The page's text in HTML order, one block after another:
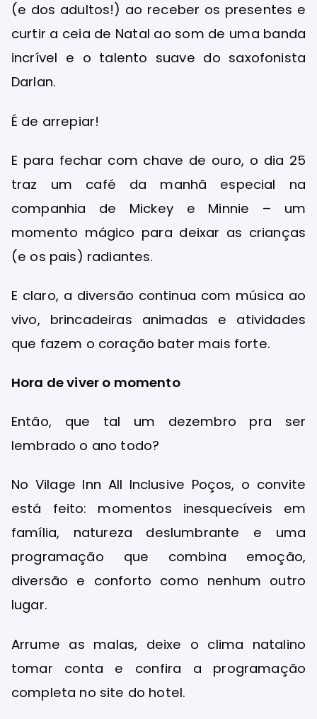
(e dos adultos!) ao receber os presentes e
curtir a ceia de Natal ao som de uma banda
incrível e o talento suave do saxofonista
Darlan.
É de arrepiar!
E para fechar com chave de ouro, o dia 25
traz um café da manhã especial na
companhia de Mickey e Minnie – um
momento mágico para deixar as crianças
(e os pais) radiantes.
E claro, a diversão continua com música ao
vivo, brincadeiras animadas e atividades
que fazem o coração bater mais forte.
Hora de viver o momento
Então, que tal um dezembro pra ser
lembrado o ano todo?
No Vilage Inn All Inclusive Poços, o convite
está feito: momentos inesquecíveis em
família, natureza deslumbrante e uma
programação que combina emoção,
diversão e conforto como nenhum outro
lugar.
Arrume as malas, deixe o clima natalino
tomar conta e confira a programação
completa no site do hotel.